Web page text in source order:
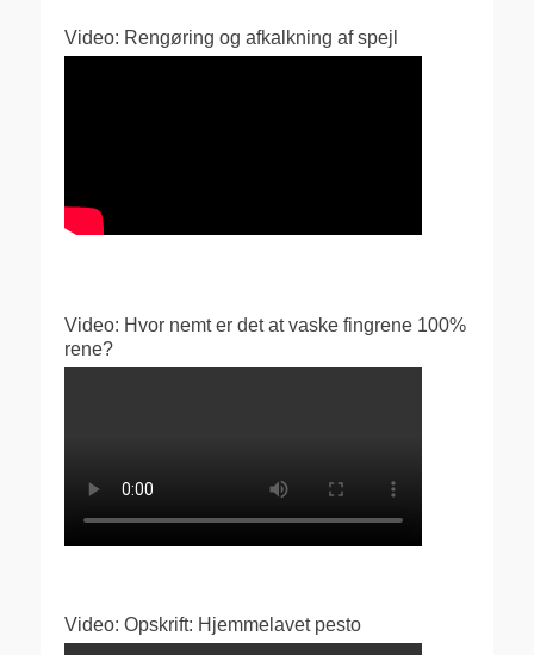
Video: Rengøring og afkalkning af spejl
Video: Hvor nemt er det at vaske fingrene 100%
rene?
Video: Opskrift: Hjemmelavet pesto